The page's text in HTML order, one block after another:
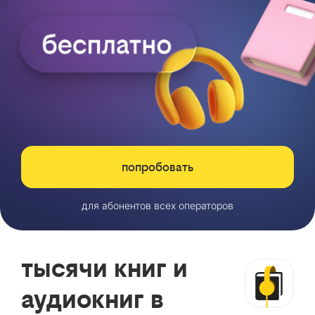
попробовать
для абонентов всех операторов
тысячи книг и
аудиокниг в